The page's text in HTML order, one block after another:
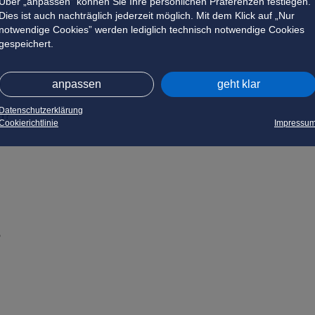
Dies ist auch nachträglich jederzeit möglich. Mit dem Klick auf „Nur
notwendige Cookies” werden lediglich technisch notwendige Cookies
anpassen geht klar
Datenschutzerklärung